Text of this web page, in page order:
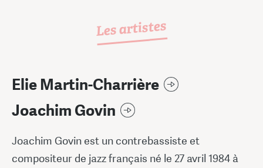
Les artistes
Elie Martin-Charrière
Joachim Govin
Joachim Govin est un contrebassiste et
compositeur de jazz français né le 27 avril 1984 à